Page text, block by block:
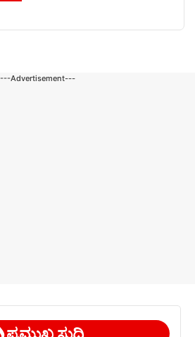
---Advertisement---
ಪ್ರಮುಖ ಸುದ್ದಿ